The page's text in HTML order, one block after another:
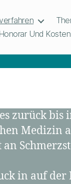
Honorar Und Kosten
zurück bis
Medizin
in auf der